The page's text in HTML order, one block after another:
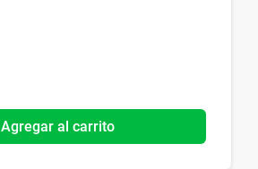
Agregar al carrito